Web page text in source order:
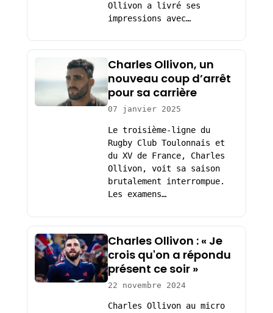
Ollivon a livré ses
impressions avec…
Charles Ollivon, un
nouveau coup d’arrêt
pour sa carrière
07 janvier 2025
Le troisième-ligne du
Rugby Club Toulonnais et
du XV de France, Charles
Ollivon, voit sa saison
brutalement interrompue.
Les examens…
Charles Ollivon : « Je
crois qu'on a répondu
présent ce soir »
22 novembre 2024
Charles Ollivon au micro